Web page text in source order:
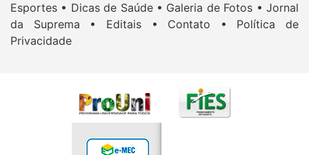
Esportes • Dicas de Saúde • Galeria de Fotos • Jornal
da Suprema •
Editais • Contato •
Política de
Privacidade